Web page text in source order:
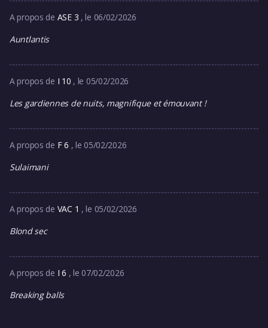
A propos de ASE 3 , le 06/02/2026
Auntlantis
A propos de I 10 , le 05/02/2026
Les gardiennes de nuits, magnifique et émouvant !
A propos de F 6 , le 05/02/2026
Sulaimani
A propos de VAC 1 , le 05/02/2026
Blond sec
A propos de I 6 , le 07/02/2026
Breaking balls